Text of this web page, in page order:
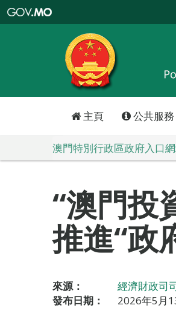
特
政
區
政
口
主頁 公共服務
澳門特別行政區政府入口
“澳門投
推進“政
來源：
經濟財政司
發布日期：
2026年5月